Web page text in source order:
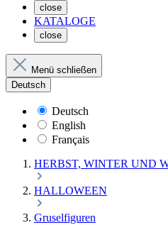
close
KATALOGE
close
Menü schließen
Deutsch
Deutsch
English
Français
HERBST, WINTER UND
HALLOWEEN
Gruselfiguren